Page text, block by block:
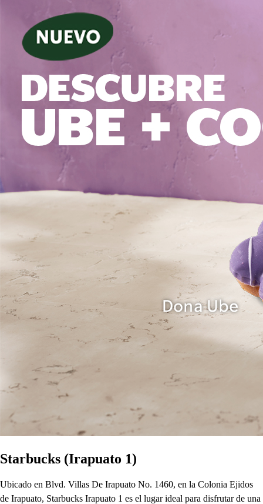
Starbucks (Irapuato 1)
Ubicado en Blvd. Villas De Irapuato No. 1460, en la Colonia Ejidos
de Irapuato, Starbucks Irapuato 1 es el lugar ideal para disfrutar de una